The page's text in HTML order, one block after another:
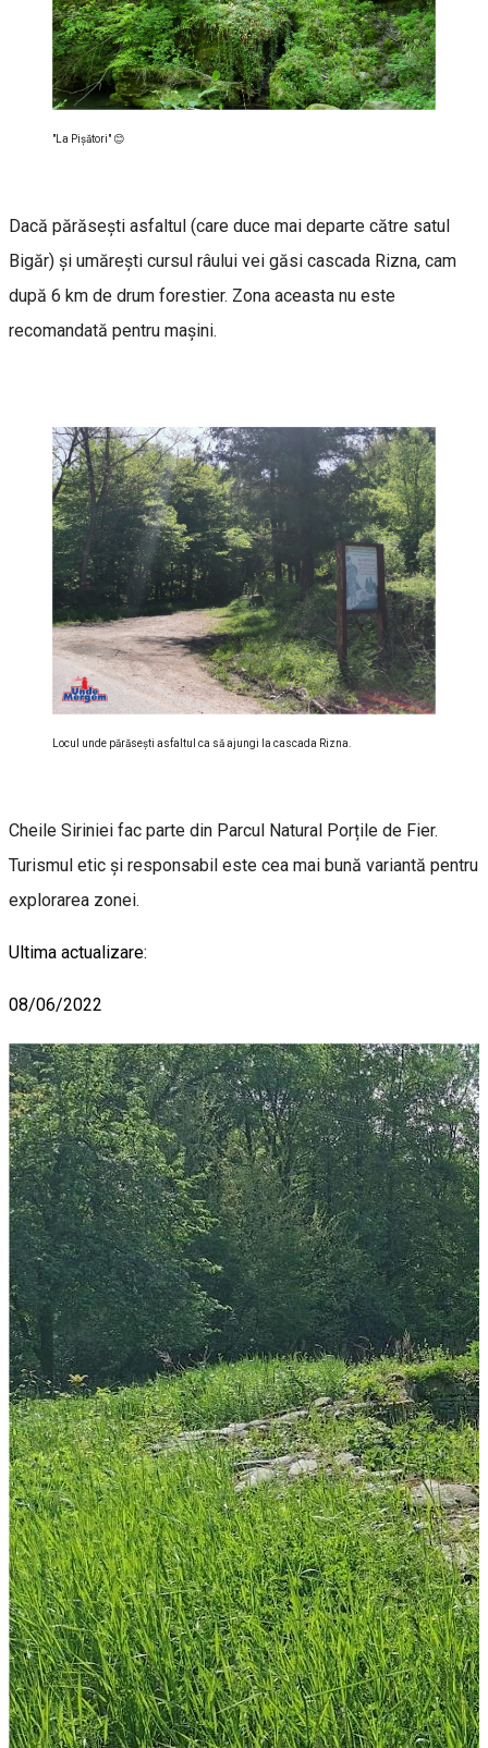
"La Pişători" 😊
Dacă părăsești asfaltul (care duce mai departe către satul
Bigăr) și umărești cursul râului vei găsi cascada Rizna, cam
după 6 km de drum forestier. Zona aceasta nu este
recomandată pentru mașini.
Locul unde părăseşti asfaltul ca să ajungi la cascada Rizna.
Cheile Siriniei fac parte din Parcul Natural Porțile de Fier.
Turismul etic și responsabil este cea mai bună variantă pentru
explorarea zonei.
Ultima actualizare:
08/06/2022